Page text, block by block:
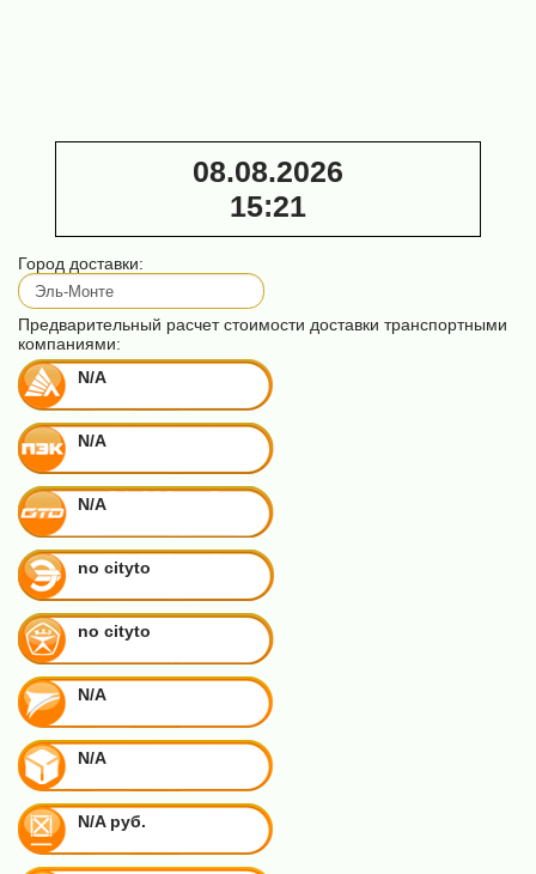
08.08.2026
15:21
Город доставки:
Предварительный расчет стоимости доставки транспортными
компаниями:
N/A
N/A
N/A
no cityto
no cityto
N/A
N/A
N/A руб.